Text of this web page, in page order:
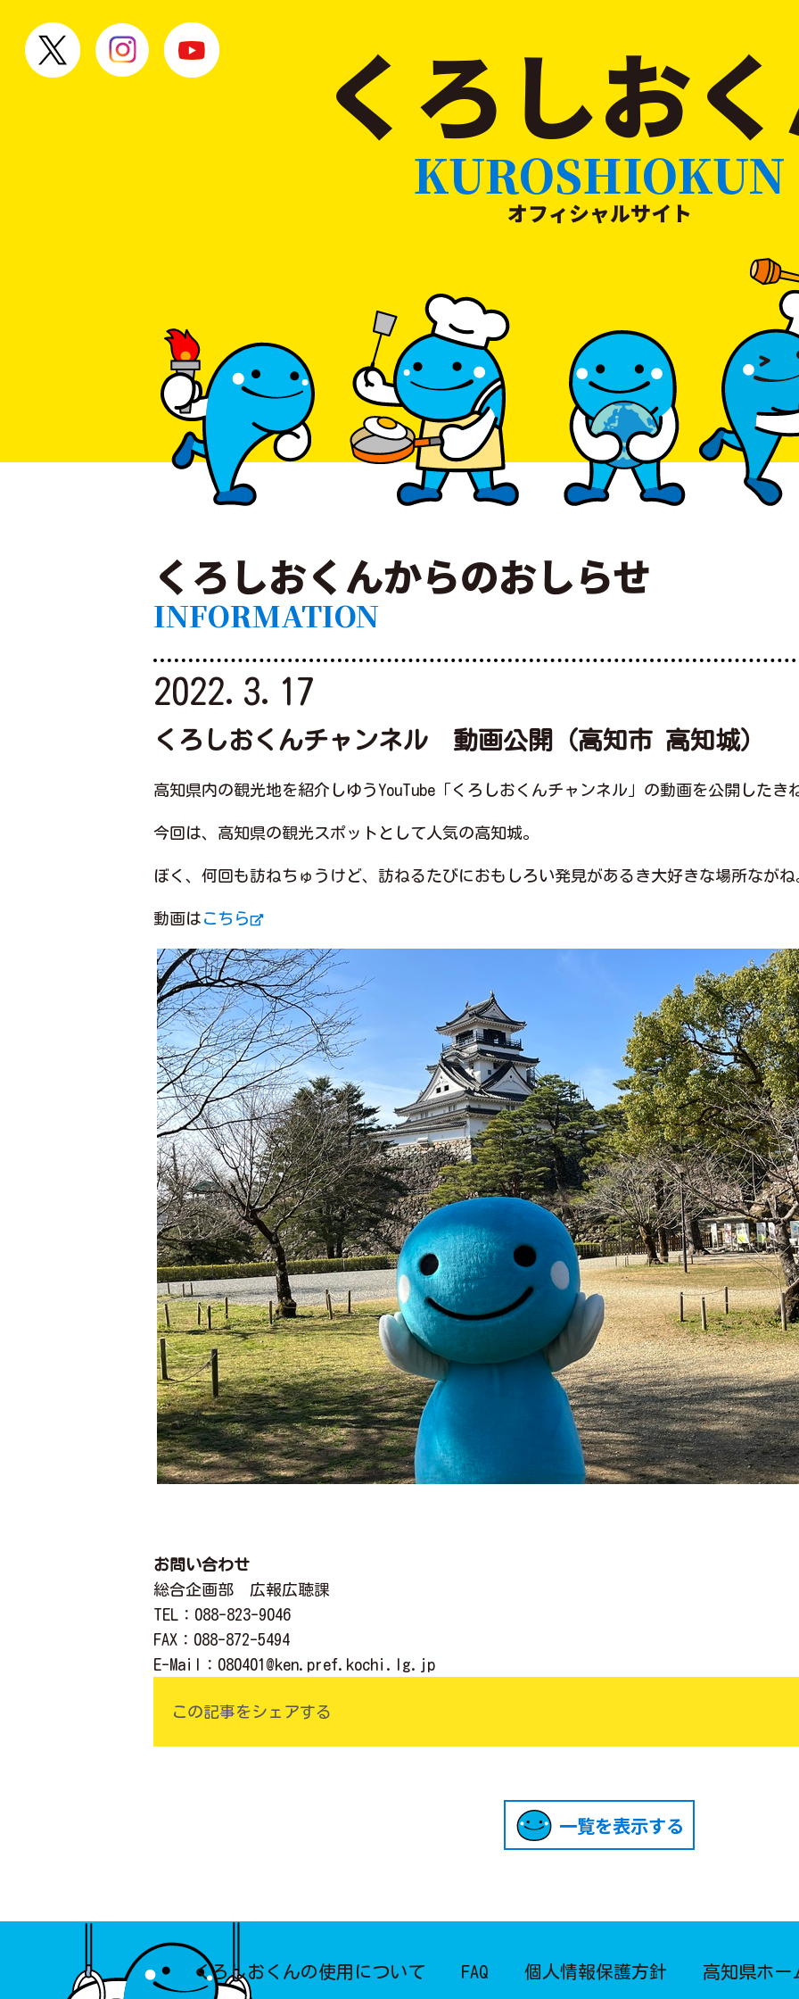
くろしお
KUROSHIOKUN
オフィシャルサイト
くろしおくんからのおしらせ
INFORMATION
2022.3.17
くろしおくんチャンネル 動画公開（高知市 高知城）
高知県内の観光地を紹介しゆうYouTube「くろしおくんチャンネル」の動画を公開したき
今回は、高知県の観光スポットとして人気の高知城。
ぼく、何回も訪ねちゅうけど、訪ねるたびにおもしろい発見があるき大好きな場所ながね
動画は こちら
お問い合わせ
総合企画部 広報広聴課
TEL
：088-823-9046
FAX ：088-872-5494
E-Mail
： 080401@ken.pref.kochi.lg.jp
この記事をシェアする
一覧を表示する
くろしおくんの使用について FAQ 個人情報保護方針 高知県ホー